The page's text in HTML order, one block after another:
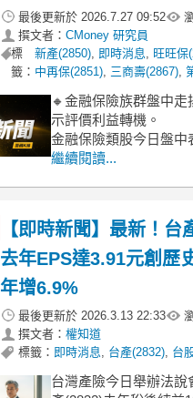
最後更新於 2026.7.27 09:52
撰文者： CMoney 研究員
標
籤：
新產(2850), 即時消息, 旺旺保
中再保(2851), 三商壽(2867),
🔸金融保險族群盤中走
示評價利益轉機。
金融保險類股今日盤中
整體漲幅達到 2.29%，
駐。研判此波走勢主
市場對聯準會降息預期
長天期債券殖利
繼續閱讀...
【即時新聞】最新！台
去年EPS達3.91元創歷
年增6.9%
最後更新於 2026.3.13 22:33
撰文者： 權知道
標籤： 即時消息, 台產(2832), 台
台灣產險今日舉辦法說